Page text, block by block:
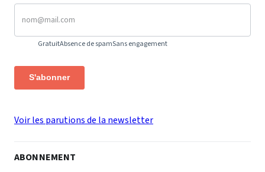
GratuitAbsence de spamSans engagement
S'abonner
Voir les parutions de la newsletter
ABONNEMENT